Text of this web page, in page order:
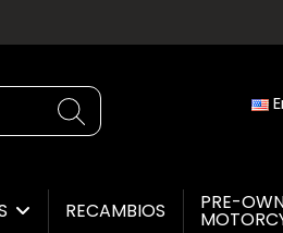
RECAMBIOS PRE-